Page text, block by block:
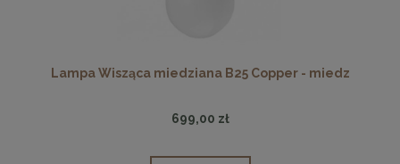
Lampa Wisząca miedziana B25 Copper - miedz
699,00 zł